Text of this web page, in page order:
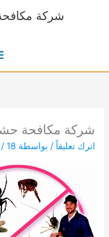
شركة
شركة مكافحة
اترك تعليقاً / بواسطة / 18 فبراير، 2021